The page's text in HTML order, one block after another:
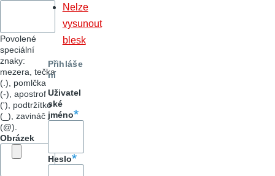
Povolené
speciální
znaky:
mezera, tečka
(.), pomlčka
(-), apostrof
('), podtržítko
(_), zavináč
(@).
Obrázek
Nelze
vysunout
blesk
Přihláše
ní
Uživatel
ské
jméno
Heslo